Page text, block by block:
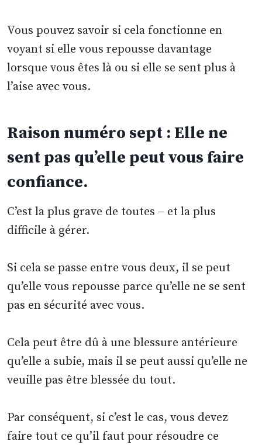
Vous pouvez savoir si cela fonctionne en
voyant si elle vous repousse davantage
lorsque vous êtes là ou si elle se sent plus à
l’aise avec vous.
Raison numéro sept : Elle ne
sent pas qu’elle peut vous faire
confiance.
C’est la plus grave de toutes – et la plus
difficile à gérer.
Si cela se passe entre vous deux, il se peut
qu’elle vous repousse parce qu’elle ne se sent
pas en sécurité avec vous.
Cela peut être dû à une blessure antérieure
qu’elle a subie, mais il se peut aussi qu’elle ne
veuille pas être blessée du tout.
Par conséquent, si c’est le cas, vous devez
faire tout ce qu’il faut pour résoudre ce